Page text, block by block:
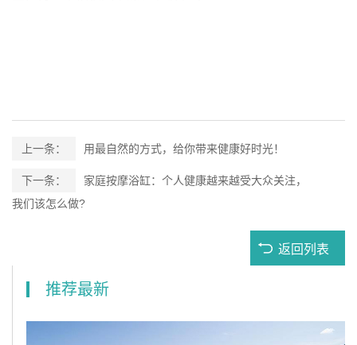
上一条： 用最自然的方式，给你带来健康好时光！
下一条：
家庭按摩浴缸：个人健康越来越受大众关注，
我们该怎么做?
返回列表
推荐最新